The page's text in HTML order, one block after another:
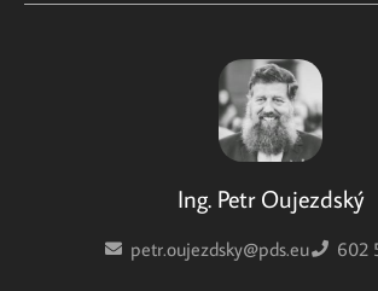
Ing. Petr Oujezdský
petr.oujezdsky@pds.eu 602